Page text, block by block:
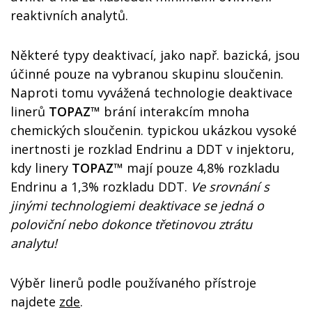
reaktivních analytů.
Některé typy deaktivací, jako např. bazická, jsou
účinné pouze na vybranou skupinu sloučenin.
Naproti tomu vyvážená technologie deaktivace
linerů TOPAZ™ brání interakcím mnoha
chemických sloučenin. typickou ukázkou vysoké
inertnosti je rozklad Endrinu a DDT v injektoru,
kdy linery TOPAZ™ mají pouze 4,8% rozkladu
Endrinu a 1,3% rozkladu DDT. Ve srovnání s
jinými technologiemi deaktivace se jedná o
poloviční nebo dokonce třetinovou ztrátu
analytu!
Výběr linerů podle používaného přístroje
najdete zde.